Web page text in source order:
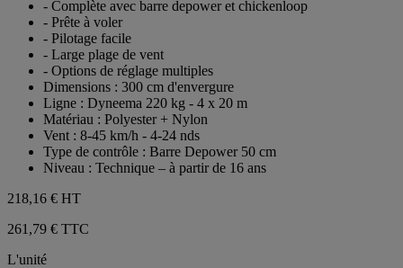
- Complète avec barre depower et chickenloop
- Prête à voler
- Pilotage facile
- Large plage de vent
- Options de réglage multiples
Dimensions : 300 cm d'envergure
Ligne : Dyneema 220 kg - 4 x 20 m
Matériau : Polyester + Nylon
Vent : 8-45 km/h - 4-24 nds
Type de contrôle : Barre Depower 50 cm
Niveau : Technique – à partir de 16 ans
218,16 € HT
261,79 € TTC
L'unité